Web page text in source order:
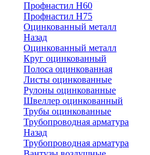
Профнастил Н60
Профнастил Н75
Оцинкованный металл
Назад
Оцинкованный металл
Круг оцинкованный
Полоса оцинкованная
Листы оцинкованные
Рулоны оцинкованные
Швеллер оцинкованный
Трубы оцинкованные
Трубопроводная арматура
Назад
Трубопроводная арматура